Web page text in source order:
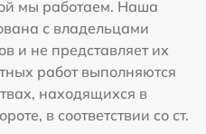
мы работаем. Наша
с владельцами
и не представляет их
работ выполняются
находящихся в
в соответствии со ст.